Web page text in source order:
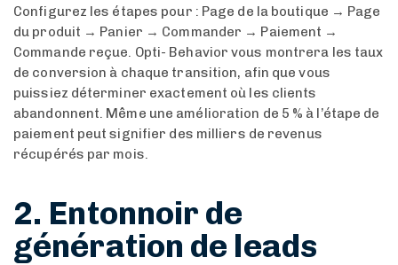
Configurez les étapes pour : Page de la boutique → Page
du produit → Panier → Commander → Paiement →
Commande reçue. Opti- Behavior vous montrera les taux
de conversion à chaque transition, afin que vous
puissiez déterminer exactement où les clients
abandonnent. Même une amélioration de 5 % à l’étape de
paiement peut signifier des milliers de revenus
récupérés par mois.
2. Entonnoir de
génération de leads